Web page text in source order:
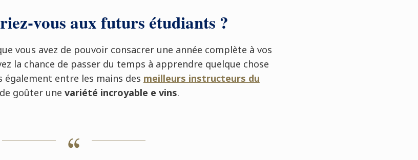
vous aux futurs étudiants ?
vous avez de pouvoir consacrer une année complète à vos
la chance de passer du temps à apprendre quelque chose
également entre les mains des meilleurs instructeurs du
goûter une variété incroyable e vins.